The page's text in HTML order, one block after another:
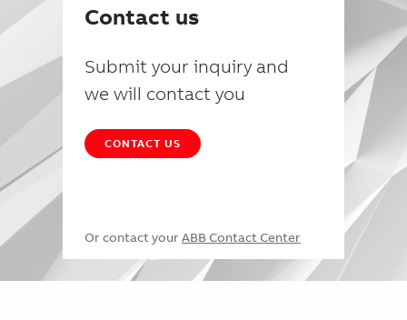
Contact us
Submit your inquiry and
we will contact you
CONTACT US
Or contact your ABB Contact Center